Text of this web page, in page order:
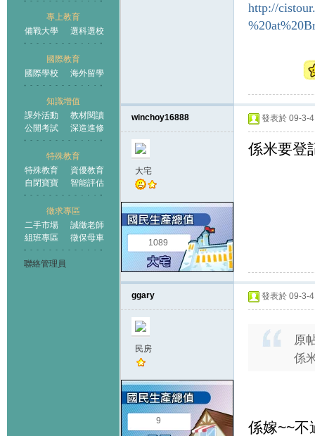
專上教育
備戰大學
選科選校
國際教育
國際學校
海外留學
知識增值
課外活動
教材閱讀
公開考試
深造進修
特殊教育
特殊教育
資優教育
自閉寶寶
智能評估
徵求專區
二手市場
誠徵老師
組班專區
徵保母車
聯絡管理員
http://
winchoy16888
大宅
1089
發表於 09-3-
係米要登
ggary
民房
9
發表於 09-3-
原
係
係嫁~~不